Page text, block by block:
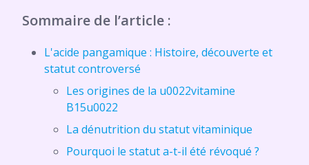
Sommaire de l’article :
L'acide pangamique : Histoire, découverte et
statut controversé
Les origines de la u0022vitamine
B15u0022
La dénutrition du statut vitaminique
Pourquoi le statut a-t-il été révoqué ?